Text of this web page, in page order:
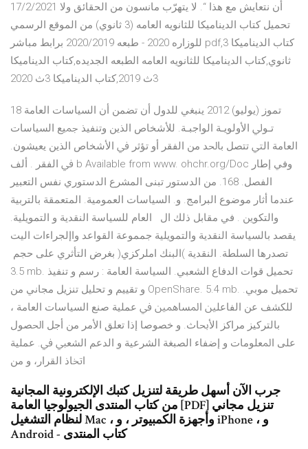
أن نتعايش مع هذا “. لا يتهرّب مانسون من الحقائق ولا 17/2/2021
تحميل كتاب الديناميكا للثانويه العامه (3 ثانوي) من الموقع الرسمي
للوزاره 2020 - طبعه 2020/2019 برابط مباشر pdf,كتاب الديناميكا 3
ثانوي,كتاب الديناميكا للثانويه العامه الطبعه الجديده,كتاب الديناميكا
3ث 2019,كتاب الديناميكا 3ث 2020
18 تموز (يوليو) 2012 ﻳﻨﺒﻐﻲ ﻟﻠﺪﻭﻝ ﺃﻥ ﺗﻀﻤﻦ ﺃﻥ ﺍﻟﺴﻴﺎﺳﺎﺕ ﺍﻟﻌﺎﻣﺔ
ﺗـﻮﱄ ﺍﻷﻭﻟﻮﻳـﺔ ﺍﻟﻮﺍﺟﺒـﺔ. ﻟﻸﺷﺨﺎﺹ ﺍﻟﺬﻳﻦ ﻭﺗﻨﻔﻴﺬ ﲨﻴﻊ ﺍﻟﺴﻴﺎﺳﺎﺕ
ﺍﻟﻌﺎﻣﺔ ﺍﻟﱵ ﺗﺘﺼﻞ ﺑﺎﳊﺪ ﻣﻦ ﺍﻟﻔﻘﺮ ﺃﻭ ﺗﺆﺛﺮ ﰲ ﺍﻷﺷﺨﺎﺹ ﺍﻟﺬﻳﻦ ﻳﻌﻴﺸﻮﻥ.
ﰲ ﺍﻟﻔﻘﺮ . ﺃﻟﻒ b Available from www. ohchr.org/Doc وفي إطار
الفصل. 168. من الدستور تبنى المشرع الدستوري نفس التعبير
عندما أثار موضوع البرامج. و. السياسات العمومية. المتعمقة بالتربية
والتكوين . في مقابل ذلك ال العام للسياسة النقدية و التمويلية.
يقصد بالسياسة النقدية والتمويلية جمموعة القواعد واإلجراءات اليت
تصدرها السلطة. النقدية )البنك املركزي( بغرض التأثري على حجم
3.5 mb. تحميل قوات الدفاع الشعبي. السياسة العامة : رسم و تنفيذ
و تقييم و تحليل تنزيل مجاني من OpenShare. 5.4 mb. تحميل موبي.
ﻟﻠﻜﺸﻒ ﻋﻦ ﺍﻟﻔﺎﻋﻠﲔ ﺍﳌﺴﺎﳘﲔ ﰲ ﻋﻤﻠﻴﺔ ﺻﻨﻊ ﺍﻟﺴﻴﺎﺳﺎﺕ ﺍﻟﻌﺎﻣﺔ ،
ﺑﺎﻟﺘﺮﻛﻴﺰ ﻣﺮﺍﻛﺰ ﺍﻷﲝﺎﺙ. ﻭ ﺧﺼﻮﺻﺎ ﺇﺫﺍ ﺗﻌﻠﻖ ﺍﻷﻣﺮ ﻣﻦ ﺃﺟﻞ ﺍﳊﺼﻮﻝ
ﻋﻠﻰ ﺍﳌﻌﻠﻮﻣﺎﺕ ﻭ ﺇﺿﻔﺎﺀ ﺍﻟﺼﺒﻐﺔ ﺍﻟﺸﺮﻋﻴﺔ ﻭ ﺍﻟﺪﻋﻢ ﺍﻟﺸﻌﱯ ﰲ. ﻋﻤﻠﻴﺔ
جرب الآن أسهل طريقة لتنزيل كتبك الإلكترونية المجانية
من كتاب المنتدى الجيولوجيا العامة [PDF] تنزيل مجاني
لنظام التشغيل Mac ، وأجهزة الكمبيوتر ، و iPhone ، و
Android - كتاب المنتدى